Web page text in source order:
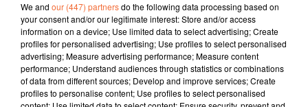
JOURNAL DU LUNDI 28 AVRIL ( SOIR )
Patrice Bémanangy
L'info près de chez vous
Dernier jour de l'enquête publique ce lundi au sujet de
l'extension de l'élevage Pramp'Oeufs à Pamproux. La
We and our (447) partnersdo the following data processing based on
your consent and/or our legitimate interest: Store and/or access
information on a device; Use limited data to select advertising; Create
profiles for personalised advertising; Use profiles to select personalised
advertising; Measure advertising performance; Measure content
performance; Understand audiences through statistics or combinations
of data from different sources; Develop and improve services; Create
profiles to personalise content; Use profiles to select personalised